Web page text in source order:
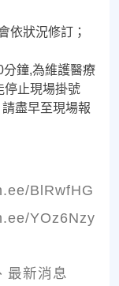
依狀況修訂；
鐘,為維護醫療
停止現場掛號
盡早至現場報
BlRwfHG
YOz6Nzy
最新消息